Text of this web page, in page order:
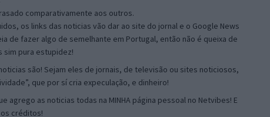
comparativamente aos outros.
os links das noticias vão dar ao site do jornal e o Google News
de fazer algo de semelhante em Portugal, então não é queixa de
sim pura estupidez!
são! Sejam eles de jornais, de televisão ou sites noticiosos,
que por sí cria expeculação, e dinheiro!
agrego as noticias todas na MINHA página pessoal no Netvibes! E
créditos!